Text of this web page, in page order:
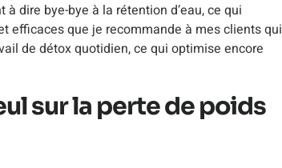
dire bye-bye à la rétention d’eau, ce qui
efficaces que je recommande à mes clients qui
de détox quotidien, ce qui optimise encore
sur la perte de poids